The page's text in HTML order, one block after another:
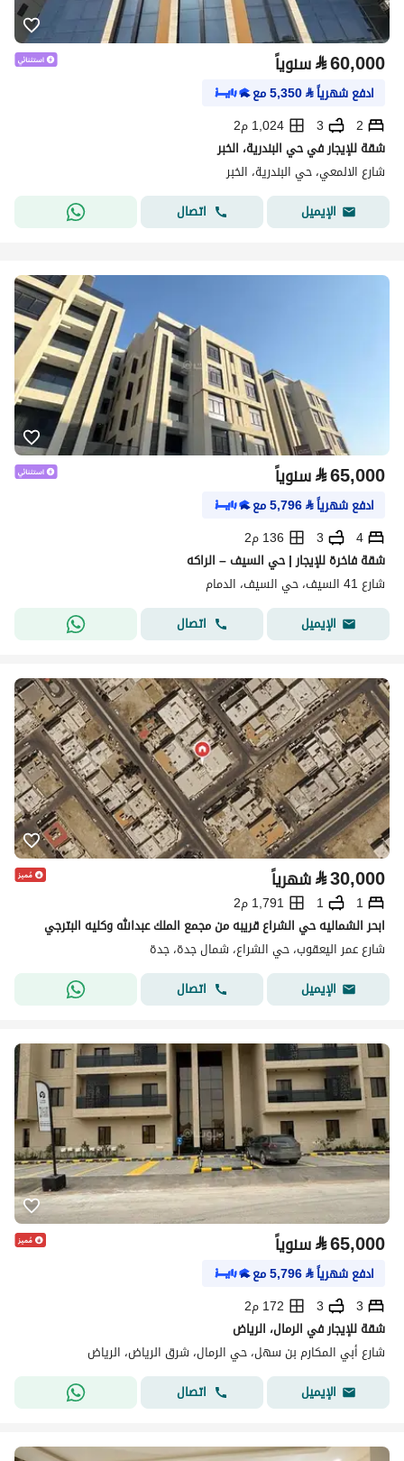
⃁60,000 سنوياً
ادفع شهرياً⃁
5,350مع
2
3
1,024 م2
شقة للإيجار في حي البندرية، الخبر
شارع الالمعي، حي البندرية، الخبر
الإيميل
اتصال
⃁65,000 سنوياً
ادفع شهرياً⃁
5,796مع
4
3
136 م2
شقة فاخرة للإيجار | حي السيف – الراكه
شارع 41 السيف، حي السيف، الدمام
الإيميل
اتصال
⃁30,000 شهرياً
1
1
1,791 م2
ابحر الشماليه حي الشراع قريبه من مجمع الملك عبدالله وكليه البترجي
شارع عمر اليعقوب، حي الشراع، شمال جدة، جدة
الإيميل
اتصال
⃁65,000 سنوياً
ادفع شهرياً⃁
5,796مع
3
3
172 م2
شقة للإيجار في الرمال، الرياض
شارع أبي المكارم بن سهل، حي الرمال، شرق الرياض، الرياض
الإيميل
اتصال